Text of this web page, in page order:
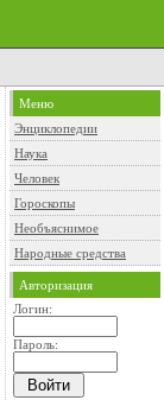
Меню
Энциклопедии
Наука
Человек
Гороскопы
Необъяснимое
Народные средства
Авторизация
Логин:
Пароль: